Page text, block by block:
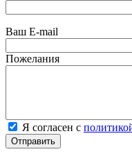
Ваш E-mail
Пожелания
Я согласен c
Отправить